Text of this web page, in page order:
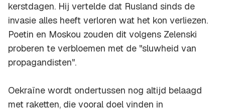
kerstdagen. Hij vertelde dat Rusland sinds de
invasie alles heeft verloren wat het kon verliezen.
Poetin en Moskou zouden dit volgens Zelenski
proberen te verbloemen met de "sluwheid van
propagandisten".
Oekraïne wordt ondertussen nog altijd belaagd
met raketten, die vooral doel vinden in